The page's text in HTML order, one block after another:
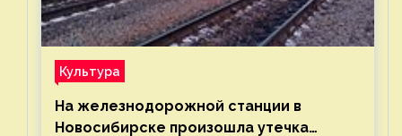
Культура
На железнодорожной станции в
Новосибирске произошла утечка